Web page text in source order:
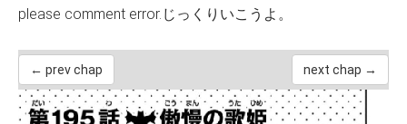
please comment error.じっくりいこうよ。
← prev chap next chap →